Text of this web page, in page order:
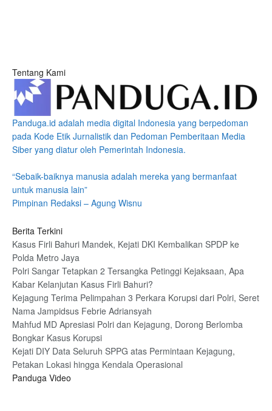
Tentang Kami
Panduga.id adalah media digital Indonesia yang berpedoman
pada Kode Etik Jurnalistik dan Pedoman Pemberitaan Media
Siber yang diatur oleh Pemerintah Indonesia.
“Sebaik-baiknya manusia adalah mereka yang bermanfaat
untuk manusia lain”
Pimpinan Redaksi – Agung Wisnu
Berita Terkini
Kasus Firli Bahuri Mandek, Kejati DKI Kembalikan SPDP ke
Polda Metro Jaya
Polri Sangar Tetapkan 2 Tersangka Petinggi Kejaksaan, Apa
Kabar Kelanjutan Kasus Firli Bahuri?
Kejagung Terima Pelimpahan 3 Perkara Korupsi dari Polri, Seret
Nama Jampidsus Febrie Adriansyah
Mahfud MD Apresiasi Polri dan Kejagung, Dorong Berlomba
Bongkar Kasus Korupsi
Kejati DIY Data Seluruh SPPG atas Permintaan Kejagung,
Petakan Lokasi hingga Kendala Operasional
Panduga Video